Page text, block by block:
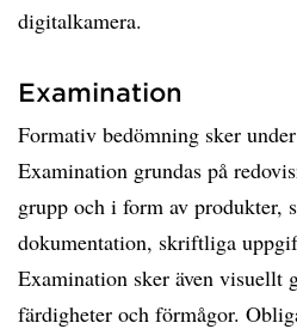
digitalkamera.
Examination
Formativ bedömning sker
Examination grundas på
grupp och i form av
dokumentation, skriftliga
Examination sker även visuellt
färdigheter och förmågor.